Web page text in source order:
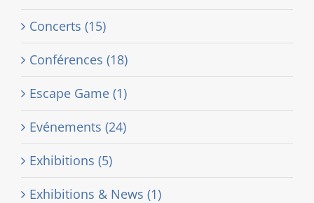
Concerts (15)
Conférences (18)
Escape Game (1)
Evénements (24)
Exhibitions (5)
Exhibitions & News (1)